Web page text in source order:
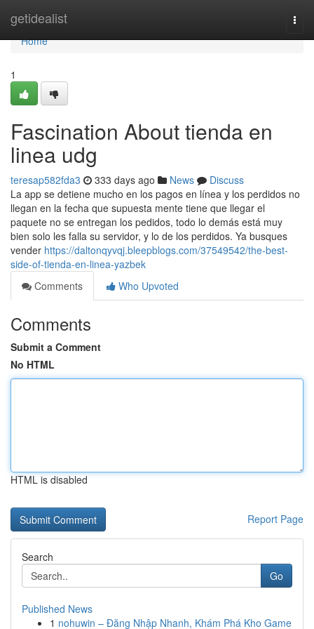
getidealist
Home
Home
1
Fascination About tienda en
linea udg
teresap582fda3 333 days ago News
Discuss
La app se detiene mucho en los pagos en línea y los perdidos no
llegan en la fecha que supuesta mente tiene que llegar el
paquete no se entregan los pedidos, todo lo demás está muy
bien solo les falla su servidor, y lo de los perdidos. Ya busques
vender https://daltonqyvqj.bleepblogs.com/37549542/the-best-
side-of-tienda-en-linea-yazbek
Comments
Who Upvoted
Comments
Submit a Comment
No HTML
HTML is disabled
Report Page
Search
Go
Published News
1 nohuwin – Đăng Nhập Nhanh, Khám Phá Kho Game